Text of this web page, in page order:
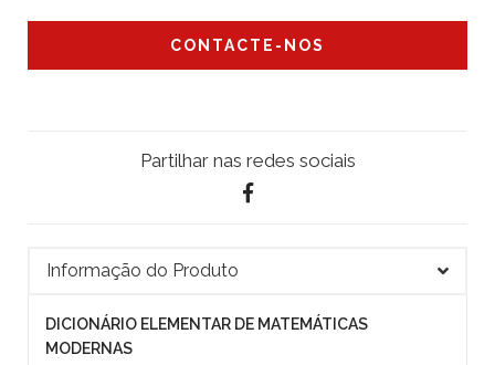
CONTACTE-NOS
Partilhar nas redes sociais
Informação do Produto
DICIONÁRIO ELEMENTAR DE MATEMÁTICAS
MODERNAS